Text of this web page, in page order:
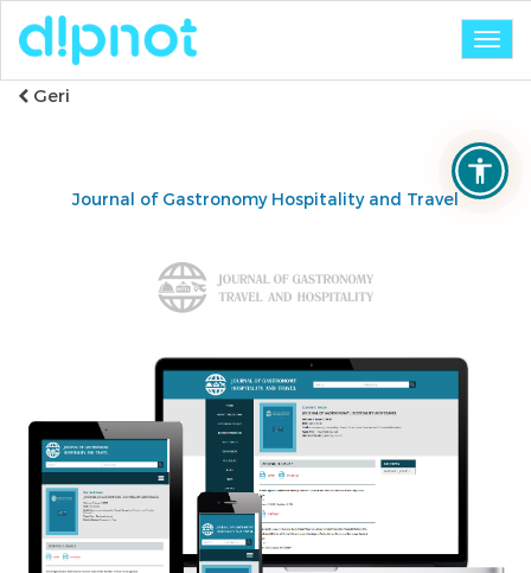
Geri
Journal of Gastronomy Hospitality and Travel